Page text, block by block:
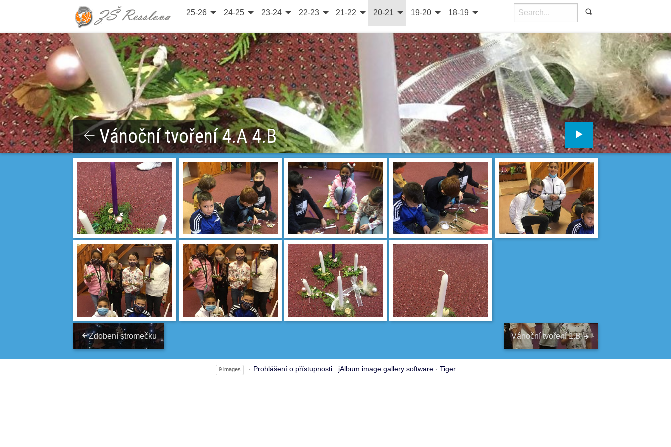
25-26 24-25 23-24 22-23 21-22 20-21 19-20 18-19
Vánoční tvoření 4.A 4.B
Zdobení stromečku Vánoční tvoření 1.B
9 images Prohlášení o přístupnosti· jAlbum image gallery software· Tiger